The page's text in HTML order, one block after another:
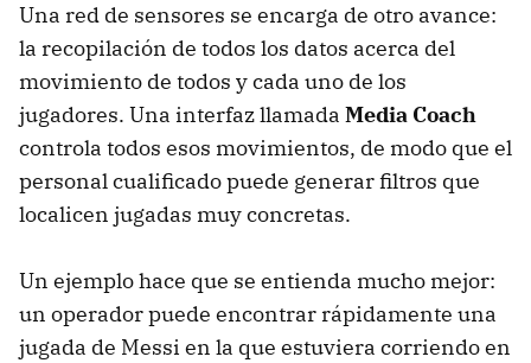
Una red de sensores se encarga de otro avance:
la recopilación de todos los datos acerca del
movimiento de todos y cada uno de los
jugadores. Una interfaz llamada Media Coach
controla todos esos movimientos, de modo que el
personal cualificado puede generar filtros que
localicen jugadas muy concretas.
Un ejemplo hace que se entienda mucho mejor:
un operador puede encontrar rápidamente una
jugada de Messi en la que estuviera corriendo en